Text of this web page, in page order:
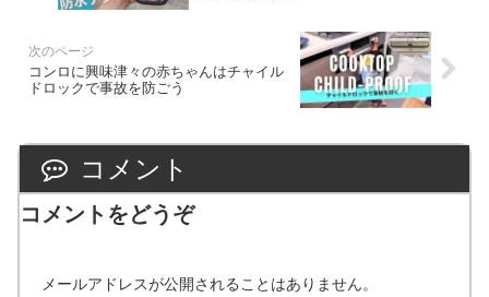
コンロに興味津々の赤ちゃんはチャイル
ドロックで事故を防ごう
コメント
コメントをどうぞ
メールアドレスが公開されることはありません。